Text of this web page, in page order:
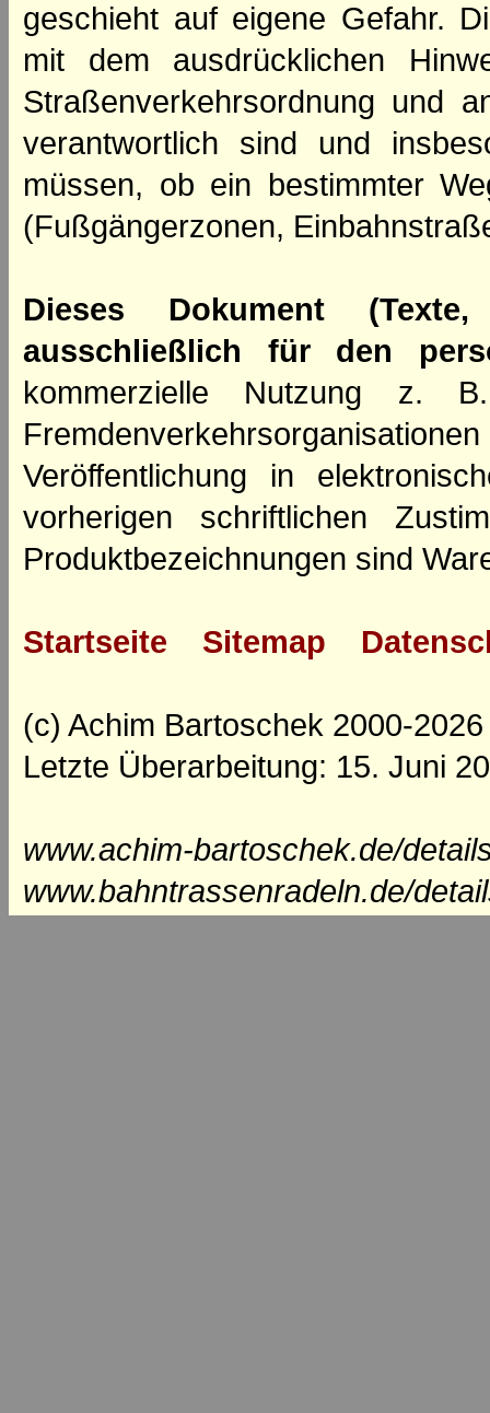
geschieht auf eigene Gefahr.
mit dem ausdrücklichen
Straßenverkehrsordnung und
verantwortlich sind und
müssen, ob ein bestimmter
(Fußgängerzonen,
Dieses Dokument
ausschließlich für den
kommerzielle Nutzung z.
Veröffentlichung in
vorherigen schriftlichen
Produktbezeichnungen sind
Startseite Sitemap
(c) Achim Bartoschek 2000-2026
Letzte Überarbeitung: 15. Juni
www.achim-bartoschek.de/
www.bahntrassenradeln.de/